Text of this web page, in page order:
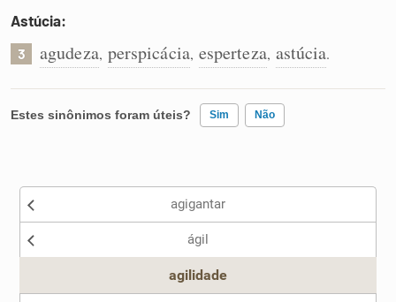
Dicionário
Sinônimos
Astúcia:
3 agudeza, perspicácia, esperteza, astúcia.
Estes sinônimos foram úteis? Sim Não
Nenhum dos sinônimos apresentados me ajudou
agigantar
ágil
agilidade